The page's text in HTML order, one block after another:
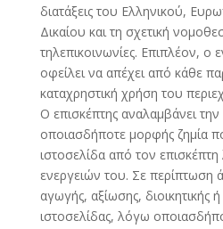
διατάξεις του Ελληνικού,
Δικαίου και τη σχετική
τηλεπικοινωνίες. Επιπλέον, ο
οφείλει να απέχει από κάθε
καταχρηστική χρήση του
Ο επισκέπτης αναλαμβάνει
οποιασδήποτε μορφής ζημία
ιστοσελίδα από τον
ενεργειών του. Σε περίπτωση
αγωγής, αξίωσης, διοικητικής ή
ιστοσελίδας, λόγω